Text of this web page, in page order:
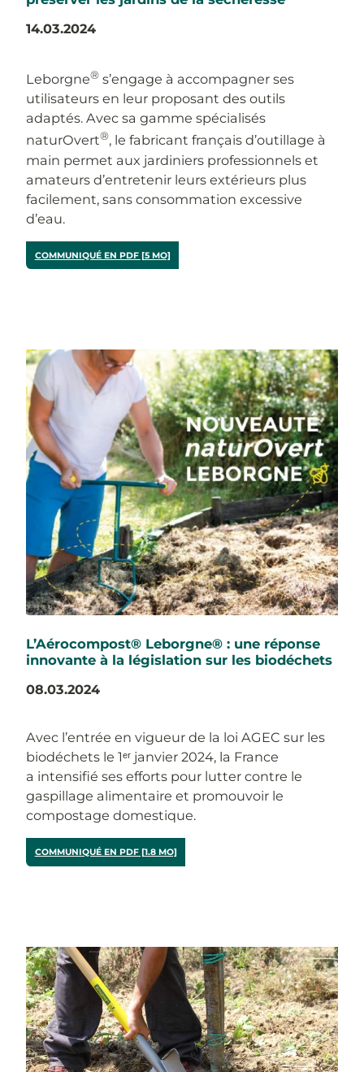
14.03.2024
Leborgne®s’engage à accompagner ses
utilisateurs en leur proposant des outils
adaptés. Avec sa gamme spécialisés
naturOvert®, le fabricant français d’outillage à
main permet aux jardiniers professionnels et
amateurs d’entretenir leurs extérieurs plus
facilement, sans consommation excessive
d’eau.
COMMUNIQUÉ EN PDF [5 MO]
L’Aérocompost® Leborgne® : une réponse
innovante à la législation sur les biodéchets
08.03.2024
Avec l’entrée en vigueur de la loi AGEC sur les
biodéchets le 1ᵉʳ janvier 2024, la France
a intensifié ses efforts pour lutter contre le
gaspillage alimentaire et promouvoir le
compostage domestique.
COMMUNIQUÉ EN PDF [1.8 MO]